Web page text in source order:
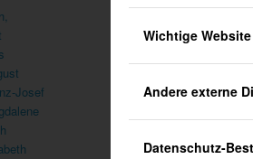
Wichtige
Andere externe
Datenschutz-
Josef